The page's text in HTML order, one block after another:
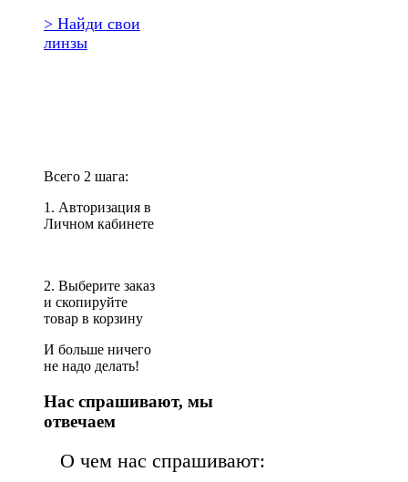
> Найди свои
линзы
Всего 2 шага:
1. Авторизация в
Личном кабинете
2. Выберите заказ
и скопируйте
товар в корзину
И больше ничего
не надо делать!
Нас спрашивают, мы
отвечаем
О чем нас спрашивают: